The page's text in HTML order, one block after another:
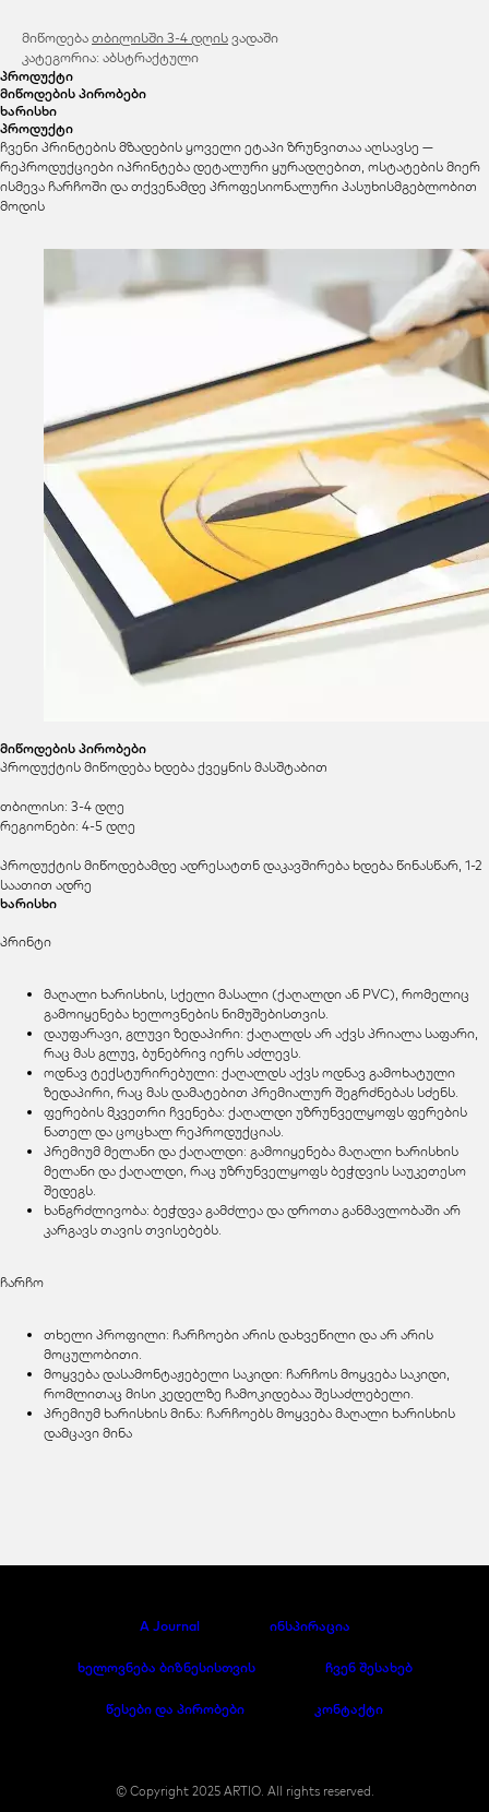
მიწოდება თბილისში 3-4 დღის ვადაში
კატეგორია: აბსტრაქტული
პროდუქტი
მიწოდების პირობები
ხარისხი
პროდუქტი
ჩვენი პრინტების მზადების ყოველი ეტაპი ზრუნვითაა აღსავსე —
რეპროდუქციები იპრინტება დეტალური ყურადღებით, ოსტატების მიერ
ისმევა ჩარჩოში და თქვენამდე პროფესიონალური პასუხისმგებლობით
მოდის
მიწოდების პირობები
პროდუქტის მიწოდება ხდება ქვეყნის მასშტაბით
თბილისი: 3-4 დღე
რეგიონები: 4-5 დღე
პროდუქტის მიწოდებამდე ადრესატთნ დაკავშირება ხდება წინასწარ, 1-2
საათით ადრე
ხარისხი
პრინტი
მაღალი ხარისხის, სქელი მასალი (ქაღალდი ან PVC), რომელიც
გამოიყენება ხელოვნების ნიმუშებისთვის.
დაუფარავი, გლუვი ზედაპირი: ქაღალდს არ აქვს პრიალა საფარი,
რაც მას გლუვ, ბუნებრივ იერს აძლევს.
ოდნავ ტექსტურირებული: ქაღალდს აქვს ოდნავ გამოხატული
ზედაპირი, რაც მას დამატებით პრემიალურ შეგრძნებას სძენს.
ფერების მკვეთრი ჩვენება: ქაღალდი უზრუნველყოფს ფერების
ნათელ და ცოცხალ რეპროდუქციას.
პრემიუმ მელანი და ქაღალდი: გამოიყენება მაღალი ხარისხის
მელანი და ქაღალდი, რაც უზრუნველყოფს ბეჭდვის საუკეთესო
შედეგს.
ხანგრძლივობა: ბეჭდვა გამძლეა და დროთა განმავლობაში არ
კარგავს თავის თვისებებს.
ჩარჩო
თხელი პროფილი: ჩარჩოები არის დახვეწილი და არ არის
მოცულობითი.
მოყვება დასამონტაჟებელი საკიდი: ჩარჩოს მოყვება საკიდი,
რომლითაც მისი კედელზე ჩამოკიდებაა შესაძლებელი.
პრემიუმ ხარისხის მინა: ჩარჩოებს მოყვება მაღალი ხარისხის
დამცავი მინა
A Journal ინსპირაცია
ხელოვნება ბიზნესისთვის ჩვენ შესახებ
წესები და პირობები კონტაქტი
© Copyright 2025 ARTIO. All rights reserved.